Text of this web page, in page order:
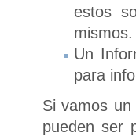
estos
mismos.
Un
para
Si vamos
pueden ser